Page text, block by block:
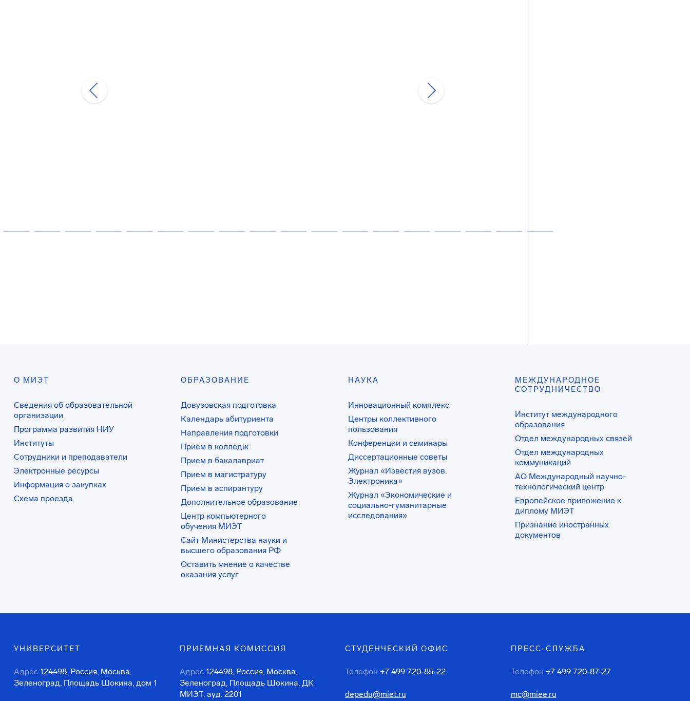
О МИЭТ
Сведения об образовательной
организации
Программа развития НИУ
Институты
Сотрудники и преподаватели
Электронные ресурсы
Информация о закупках
Схема проезда
ОБРАЗОВАНИЕ
Довузовская подготовка
Календарь абитуриента
Направления подготовки
Прием в колледж
Прием в бакалавриат
Прием в магистратуру
Прием в аспирантуру
Дополнительное образование
Центр компьютерного
обучения МИЭТ
Сайт Министерства науки и
высшего образования РФ
Оставить мнение о качестве
оказания услуг
НАУКА
Инновационный комплекс
Центры коллективного
пользования
Конференции и семинары
Диссертационные советы
Журнал «Известия вузов.
Электроника»
Журнал «Экономические и
социально-гуманитарные
исследования»
МЕЖДУНАРОДНОЕ
СОТРУДНИЧЕСТВО
Институт международного
образования
Отдел международных связей
Отдел международных
коммуникаций
АО Международный научно-
технологический центр
Европейское приложение к
диплому МИЭТ
Признание иностранных
документов
УНИВЕРСИТЕТ
Адрес 124498, Россия, Москва,
Зеленоград, Площадь Шокина, дом 1
ПРИЕМНАЯ КОМИССИЯ
Адрес 124498, Россия, Москва,
Зеленоград, Площадь Шокина, ДК
МИЭТ, ауд. 2201
СТУДЕНЧЕСКИЙ ОФИС
Телефон +7 499 720-85-22
depedu@miet.ru
ПРЕСС-СЛУЖБА
Телефон +7 499 720-87-27
mc@miee.ru